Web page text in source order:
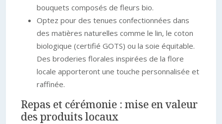
bouquets composés de fleurs bio.
Optez pour des tenues confectionnées dans
des matières naturelles comme le lin, le coton
biologique (certifié GOTS) ou la soie équitable.
Des broderies florales inspirées de la flore
locale apporteront une touche personnalisée et
raffinée.
Repas et cérémonie : mise en valeur
des produits locaux